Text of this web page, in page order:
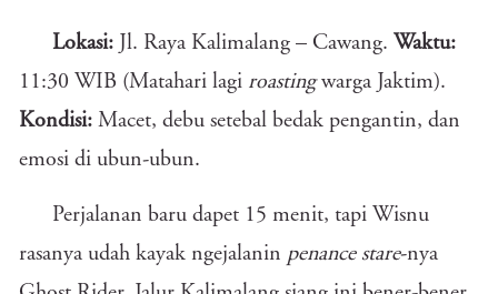
Lokasi: Jl. Raya Kalimalang – Cawang. Waktu:
11:30 WIB (Matahari lagi roastingwarga Jaktim).
Kondisi: Macet, debu setebal bedak pengantin, dan
emosi di ubun-ubun.
Perjalanan baru dapet 15 menit, tapi Wisnu
rasanya udah kayak ngejalanin penance stare-nya